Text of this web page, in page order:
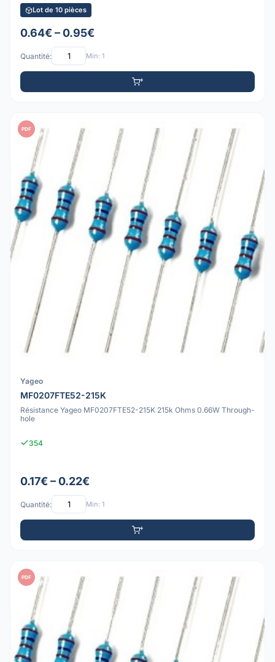
Lot de 10 pièces
0.64€ – 0.95€
Quantité: Min: 1
PDF
Yageo
MF0207FTE52-215K
Résistance Yageo MF0207FTE52-215K 215k Ohms 0.66W Through-
hole
354
0.17€ – 0.22€
Quantité: Min: 1
PDF